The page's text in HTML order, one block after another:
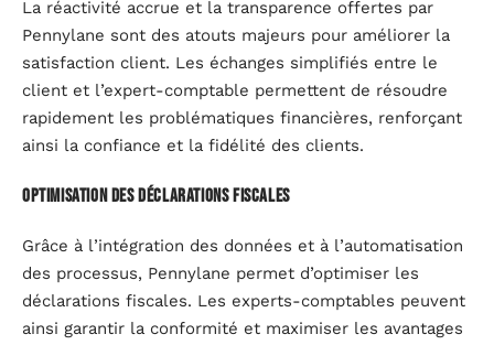
La réactivité accrue et la transparence offertes par
Pennylane sont des atouts majeurs pour améliorer la
satisfaction client. Les échanges simplifiés entre le
client et l’expert-comptable permettent de résoudre
rapidement les problématiques financières, renforçant
ainsi la confiance et la fidélité des clients.
Optimisation des déclarations fiscales
Grâce à l’intégration des données et à l’automatisation
des processus, Pennylane permet d’optimiser les
déclarations fiscales. Les experts-comptables peuvent
ainsi garantir la conformité et maximiser les avantages